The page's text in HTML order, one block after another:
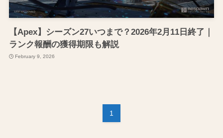
【Apex】シーズン27いつまで？2026年2月11日終了｜
ランク報酬の獲得期限も解説
February 9, 2026
1